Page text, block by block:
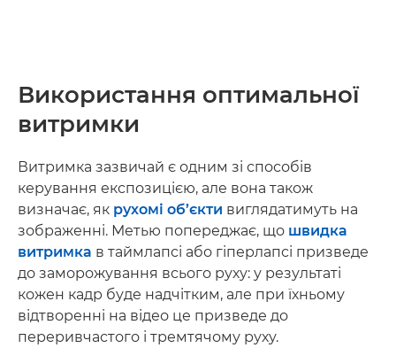
Використання оптимальної
витримки
Витримка зазвичай є одним зі способів
керування експозицією, але вона також
визначає, як рухомі об’єкти виглядатимуть на
зображенні. Метью попереджає, що швидка
витримка в таймлапсі або гіперлапсі призведе
до заморожування всього руху: у результаті
кожен кадр буде надчітким, але при їхньому
відтворенні на відео це призведе до
переривчастого і тремтячому руху.